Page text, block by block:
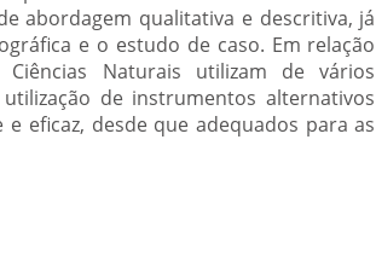
abordagem qualitativa e descritiva, já
e o estudo de caso. Em relação
Naturais utilizam de vários
de instrumentos alternativos
eficaz, desde que adequados para as